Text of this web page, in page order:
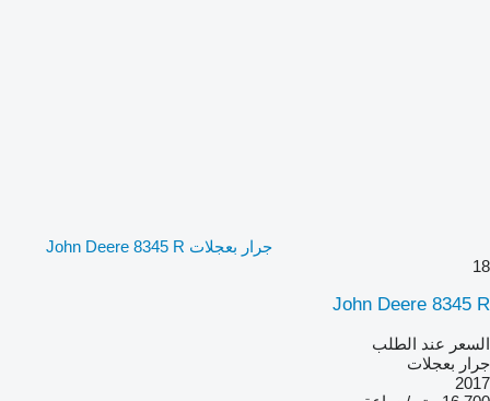
جرار بعجلات John Deere 8345 R
18
John Deere 8345 R
السعر عند الطلب
جرار بعجلات
2017